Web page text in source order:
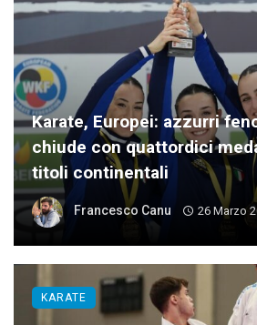
Karate, Europei: azzurri
chiude con quattordici
titoli continentali
Francesco Canu 26 Marzo
KARATE